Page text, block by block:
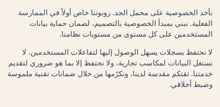
نأخذ الخصوصية على محمل الجد. روبوتنا خاص أولاً في الممارسة
الفعلية. نبني بمبدأ الخصوصية بالتصميم، لضمان حماية بيانات
المستخدمين على كل مستوى من مستويات نظامنا.
لا نحتفظ بسجلات يسهل الوصول إليها لتفاعلات المستخدمين. لا
نستغل البيانات لمكاسب تجارية، ولا نحتفظ إلا بما هو ضروري لتقديم
خدمتنا. ثقتكم مقدسة لدينا، ونكرّمها من خلال ضمانات تقنية ملموسة
وضبط أخلاقي.